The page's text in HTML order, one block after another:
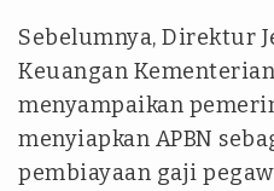
Sebelumnya, Direktur
Keuangan
menyampaikan
menyiapkan APBN
pembiayaan gaji